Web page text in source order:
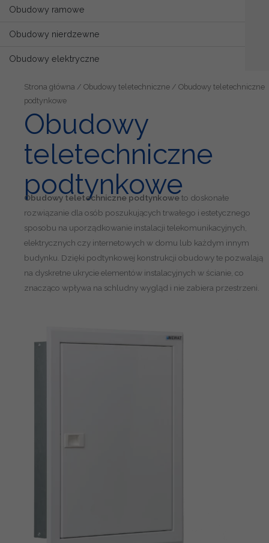
Obudowy ramowe
Obudowy nierdzewne
Obudowy elektryczne
Strona główna / Obudowy teletechniczne / Obudowy teletechniczne
podtynkowe
Obudowy
teletechniczne
podtynkowe
Obudowy teletechniczne podtynkoweto doskonałe
rozwiązanie dla osób poszukujących trwałego i estetycznego
sposobu na uporządkowanie instalacji telekomunikacyjnych,
elektrycznych czy internetowych w domu lub każdym innym
budynku. Dzięki podtynkowej konstrukcji obudowy te pozwalają
na dyskretne ukrycie elementów instalacyjnych w ścianie, co
znacząco wpływa na schludny wygląd i nie zabiera przestrzeni.